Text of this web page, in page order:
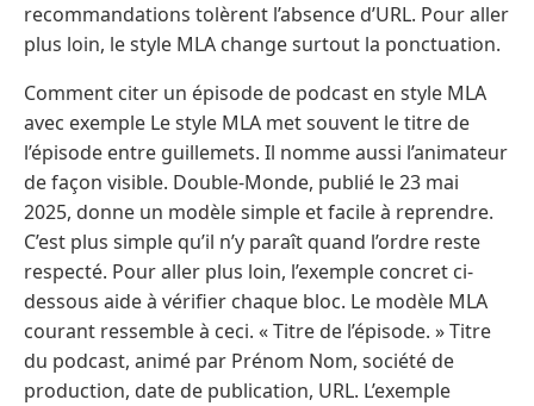
recommandations tolèrent l’absence d’URL. Pour aller
plus loin, le style MLA change surtout la ponctuation.
Comment citer un épisode de podcast en style MLA
avec exemple Le style MLA met souvent le titre de
l’épisode entre guillemets. Il nomme aussi l’animateur
de façon visible. Double-Monde, publié le 23 mai
2025, donne un modèle simple et facile à reprendre.
C’est plus simple qu’il n’y paraît quand l’ordre reste
respecté. Pour aller plus loin, l’exemple concret ci-
dessous aide à vérifier chaque bloc. Le modèle MLA
courant ressemble à ceci. « Titre de l’épisode. » Titre
du podcast, animé par Prénom Nom, société de
production, date de publication, URL. L’exemple